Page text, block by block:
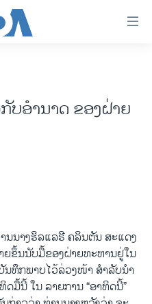
ດ 2024
ບອໍານາດ ຂອງຝ່າຍ
ນນາງຮິລແລຣີ ຄລິນຕັນ ສະແດງ
ຂຶ້ນນັບ​ມື້ຂອງ​ຝ່າຍທະຫານຢູ່ໃນ
ນທຶກພາບໄວ້ລ່ວງໜ້າ ສໍາລັບນໍາ
ມື້ນີ້ ໃນ ລາຍການ “ອາທິດນີ້”